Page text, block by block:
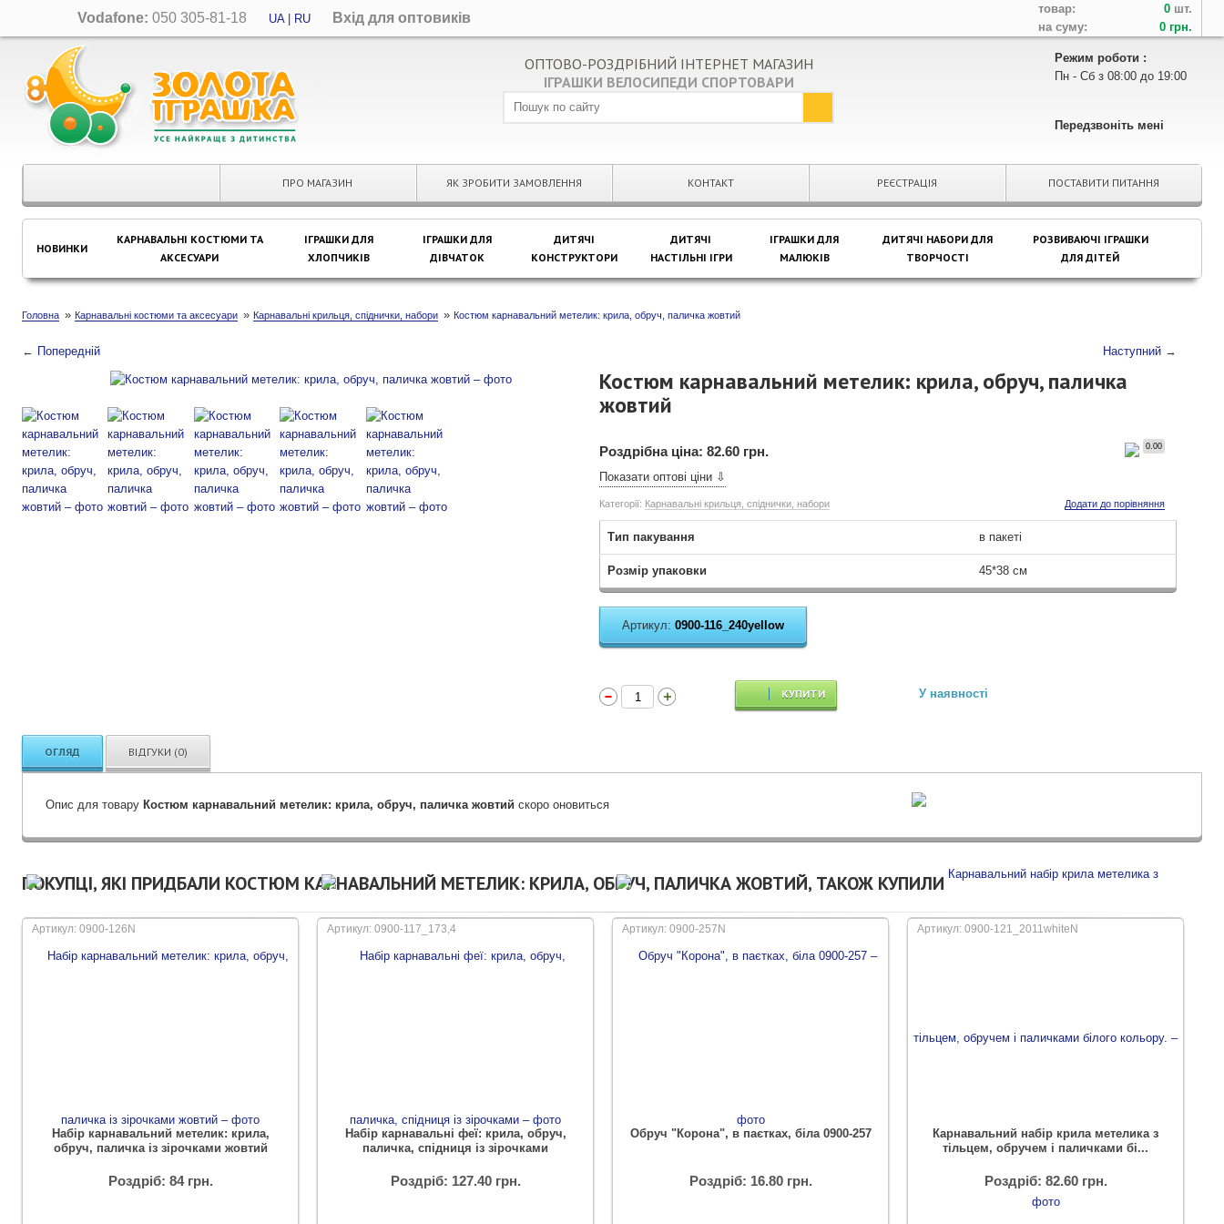
Vodafone: 050 305-81-18 UA| RU Вхід для оптовиків
товар: 0 шт.
на суму:
0 грн.
ОПТОВО-РОЗДРІБНИЙ ІНТЕРНЕТ МАГАЗИН
ІГРАШКИ ВЕЛОСИПЕДИ СПОРТОВАРИ
Режим роботи :
Пн - Сб з 08:00 до 19:00
Передзвоніть мені
ПРО МАГАЗИН ЯК ЗРОБИТИ ЗАМОВЛЕННЯ КОНТАКТ РЕЄСТРАЦІЯ ПОСТАВИТИ ПИТАННЯ
НОВИНКИ
КАРНАВАЛЬНІ КОСТЮМИ ТА
АКСЕСУАРИ
ІГРАШКИ ДЛЯ
ХЛОПЧИКІВ
ІГРАШКИ ДЛЯ
ДІВЧАТОК
ДИТЯЧІ
КОНСТРУКТОРИ
ДИТЯЧІ
НАСТІЛЬНІ ІГРИ
ІГРАШКИ ДЛЯ
МАЛЮКІВ
ДИТЯЧІ НАБОРИ ДЛЯ
ТВОРЧОСТІ
РОЗВИВАЮЧІ ІГРАШКИ
ДЛЯ ДІТЕЙ
Головна » Карнавальні костюми та аксесуари » Карнавальні крильця, спіднички, набори » Костюм карнавальний метелик: крила, обруч, паличка жовтий
← Попередній Наступний →
Костюм карнавальний метелик: крила, обруч, паличка
жовтий
Роздрібна ціна:82.60 грн.
Показати оптові ціни ⇩
0.00
Категорії: Карнавальні крильця, спіднички, набори Додати до порівняння
Тип пакування в пакеті
Розмір упаковки 45*38 см
Артикул:0900-116_240yellow
КУПИТИ У наявності
ОГЛЯД ВІДГУКИ (0)
Опис для товару Костюм карнавальний метелик: крила, обруч, паличка жовтий скоро оновиться
ПОКУПЦІ, ЯКІ ПРИДБАЛИ КОСТЮМ КАРНАВАЛЬНИЙ МЕТЕЛИК: КРИЛА, ОБРУЧ, ПАЛИЧКА ЖОВТИЙ, ТАКОЖ КУПИЛИ
Артикул: 0900-126N
Набір карнавальний метелик: крила,
обруч, паличка із зірочками жовтий
Роздріб: 84 грн.
Артикул: 0900-117_173,4
Набір карнавальні феї: крила, обруч,
паличка, спідниця із зірочками
Роздріб: 127.40 грн.
Артикул: 0900-257N
Обруч "Корона", в паєтках, біла 0900-257
Роздріб: 16.80 грн.
Артикул: 0900-121_2011whiteN
Карнавальний набір крила метелика з
тільцем, обручем і паличками бі...
Роздріб: 82.60 грн.